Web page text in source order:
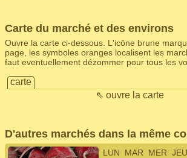
Carte du marché et des environs
Ouvre la carte ci-dessous. L'icône brune
page, les symboles oranges localisent les
faut eventuellement dézommer pour tous les
carte
⇖ ouvre la carte
D'autres marchés dans la même
LUN MAR MER JEU